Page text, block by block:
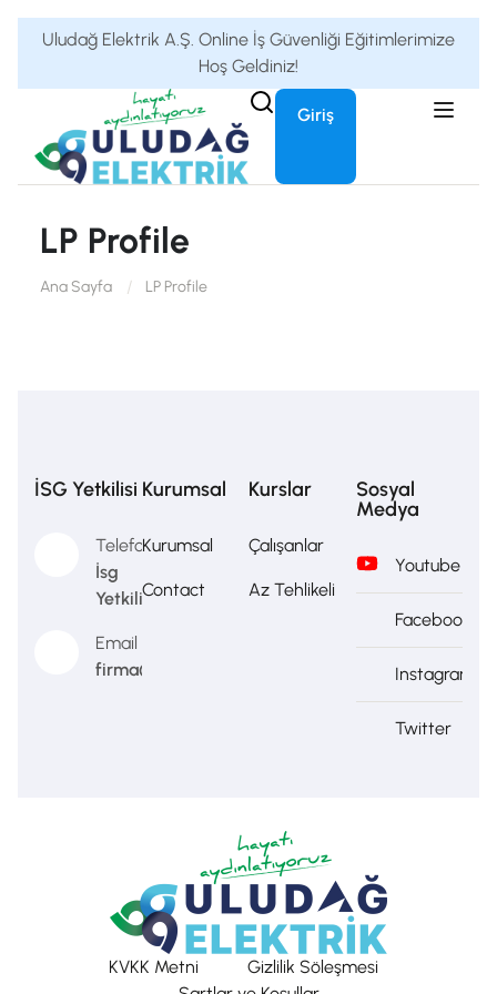
Uludağ Elektrik A.Ş. Online İş Güvenliği Eğitimlerimize
Hoş Geldiniz!
Giriş
LP Profile
Ana Sayfa LP Profile
İSG Yetkilisi
Telefon
İsg
Yetkilisi
Email
firma@firma.com
Kurumsal
Kurumsal
Contact
Kurslar
Çalışanlar
Az Tehlikeli
Sosyal
Medya
Youtube
Facebook
Instagram
Twitter
KVKK Metni
Gizlilik Söleşmesi